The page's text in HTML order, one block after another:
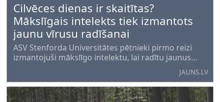
Cilvēces dienas ir skaitītas?
Mākslīgais intelekts tiek izmantots
jaunu vīrusu radīšanai
ASV Stenforda Universitātes pētnieki pirmo reizi
izmantojuši mākslīgo intelektu, lai radītu jaunus
nozīmīgu pagrieziena punktu, kas nākotnē varētu
palīdzēt izstrādāt jaunas ārstēšanas
JAUNS.LV